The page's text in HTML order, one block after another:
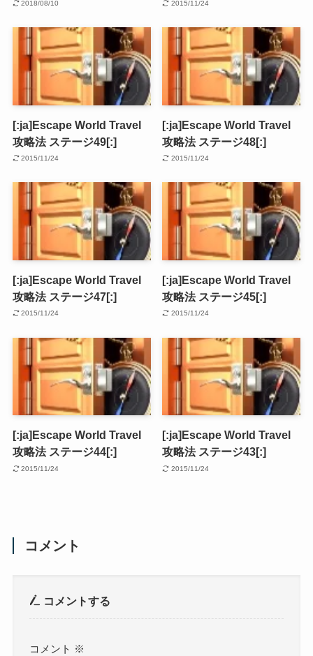
2018/08/10 2015/11/24
[:ja]Escape World Travel
攻略法 ステージ49[:]
2015/11/24
[:ja]Escape World Travel
攻略法 ステージ48[:]
2015/11/24
[:ja]Escape World Travel
攻略法 ステージ47[:]
2015/11/24
[:ja]Escape World Travel
攻略法 ステージ45[:]
2015/11/24
[:ja]Escape World Travel
攻略法 ステージ44[:]
2015/11/24
[:ja]Escape World Travel
攻略法 ステージ43[:]
2015/11/24
コメント
コメントする
コメント ※